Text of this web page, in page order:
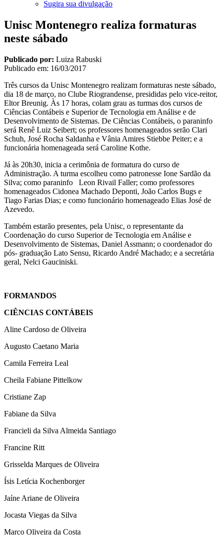
Sugira sua divulgação
Unisc Montenegro realiza formaturas
neste sábado
Publicado por: Luiza Rabuski
Publicado em: 16/03/2017
Três cursos da Unisc Montenegro realizam formaturas neste sábado,
dia 18 de março, no Clube Riograndense, presididas pelo vice-reitor,
Eltor Breunig. Às 17 horas, colam grau as turmas dos cursos de
Ciências Contábeis e Superior de Tecnologia em Análise e de
Desenvolvimento de Sistemas. De Ciências Contábeis, o paraninfo
será Renê Luiz Seibert; os professores homenageados serão Clari
Schuh, José Rocha Saldanha e Vânia Amires Stiebbe Peiter; e a
funcionária homenageada será Caroline Kothe.
Já às 20h30, inicia a cerimônia de formatura do curso de
Administração. A turma escolheu como patronesse Ione Sardão da
Silva; como paraninfo Leon Rivail Faller; como professores
homenageados Cidonea Machado Deponti, João Carlos Bugs e
Tiago Farias Dias; e como funcionário homenageado Elias José de
Azevedo.
Também estarão presentes, pela Unisc, o representante da
Coordenação do curso Superior de Tecnologia em Análise e
Desenvolvimento de Sistemas, Daniel Assmann; o coordenador do
pós- graduação Lato Sensu, Ricardo André Machado; e a secretária
geral, Nelci Gauciniski.
FORMANDOS
CIÊNCIAS CONTÁBEIS
Aline Cardoso de Oliveira
Augusto Caetano Maria
Camila Ferreira Leal
Cheila Fabiane Pittelkow
Cristiane Zap
Fabiane da Silva
Francieli da Silva Almeida Santiago
Francine Ritt
Grisselda Marques de Oliveira
Ísis Letícia Kochenborger
Jaíne Ariane de Oliveira
Jocasta Viegas da Silva
Marco Oliveira da Costa